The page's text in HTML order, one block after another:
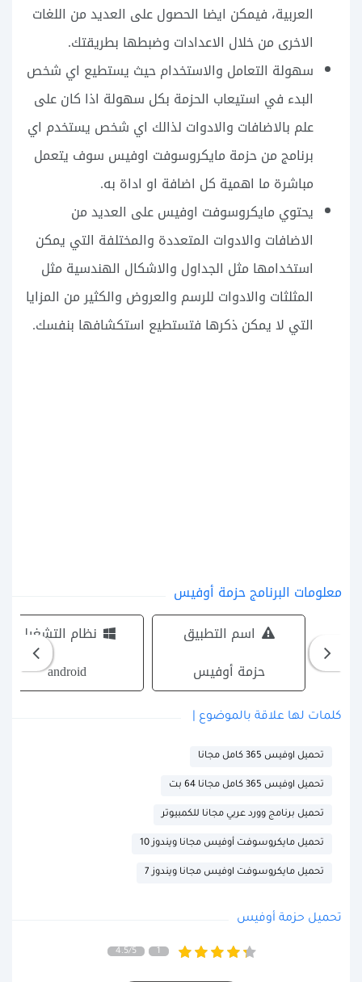
العربية، فيمكن ايضا الحصول على العديد من اللغات
الاخرى من خلال الاعدادات وضبطها بطريقتك.
سهولة التعامل والاستخدام حيث يستطيع اي شخص
البدء في استيعاب الحزمة بكل سهولة اذا كان على
علم بالاضافات والادوات لذالك اي شخص يستخدم اي
برنامج من حزمة مايكروسوفت اوفيس سوف يتعمل
مباشرة ما اهمية كل اضافة او اداة به.
يحتوي مايكروسوفت اوفيس على العديد من
الاضافات والادوات المتعددة والمختلفة التي يمكن
استخدامها مثل الجداول والاشكال الهندسية مثل
المثلثات والادوات للرسم والعروض والكثير من المزايا
التي لا يمكن ذكرها فتستطيع استكشافها بنفسك.
معلومات البرنامج حزمة أوفيس
اسم التطبيق
حزمة أوفيس
نظام التشغيل
android
كلمات لها علاقة بالموضوع |
تحميل اوفيس 365 كامل مجانا
تحميل اوفيس 365 كامل مجانا 64 بت
تحميل برنامج وورد عربي مجانا للكمبيوتر
تحميل مايكروسوفت أوفيس مجانا ويندوز 10
تحميل مايكروسوفت اوفيس مجانا ويندوز 7
تحميل حزمة أوفيس
4.5/5 1